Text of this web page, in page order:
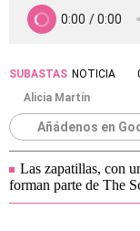
SUBASTAS NOTICIA
Alicia Martín
Añádenos en
Las zapatillas, con
forman parte de The